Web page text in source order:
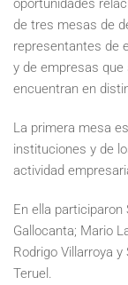
oportunidades
de tres mesas de
representantes de
y de empresas que
encuentran en
La primera mesa
instituciones y de
actividad
En ella participaron
Gallocanta; Mario
Rodrigo Villarroya
Teruel.